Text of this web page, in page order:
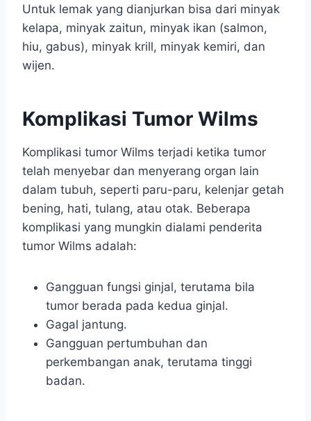
Untuk lemak yang dianjurkan bisa dari minyak
kelapa, minyak zaitun, minyak ikan (salmon,
hiu, gabus), minyak krill, minyak kemiri, dan
wijen.
Komplikasi Tumor Wilms
Komplikasi tumor Wilms terjadi ketika tumor
telah menyebar dan menyerang organ lain
dalam tubuh, seperti paru-paru, kelenjar getah
bening, hati, tulang, atau otak. Beberapa
komplikasi yang mungkin dialami penderita
tumor Wilms adalah:
Gangguan fungsi ginjal, terutama bila
tumor berada pada kedua ginjal.
Gagal jantung.
Gangguan pertumbuhan dan
perkembangan anak, terutama tinggi
badan.